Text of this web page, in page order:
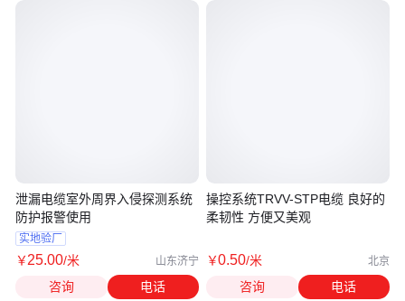
泄漏电缆室外周界入侵探测系统
防护报警使用
实地验厂
￥25.00/米 山东济宁
咨询 电话
操控系统TRVV-STP电缆 良好的
柔韧性 方便又美观
￥0.50/米 北京
咨询 电话